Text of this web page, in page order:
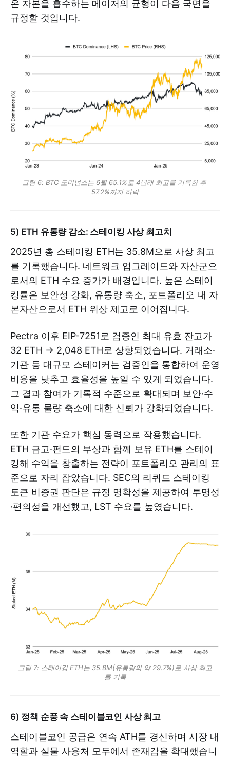
온 자본을 흡수하는 메이저의 균형이 다음 국면을
규정할 것입니다.
그림 6: BTC 도미넌스는 6월 65.1%로 4년래 최고를 기록한 후
57.2%까지 하락
5) ETH 유통량 감소: 스테이킹 사상 최고치
2025년 총 스테이킹 ETH는 35.8M으로 사상 최고
를 기록했습니다. 네트워크 업그레이드와 자산군으
로서의 ETH 수요 증가가 배경입니다. 높은 스테이
킹률은 보안성 강화, 유통량 축소, 포트폴리오 내 자
본자산으로서 ETH 위상 제고로 이어집니다.
Pectra 이후 EIP-7251로 검증인 최대 유효 잔고가
32 ETH → 2,048 ETH로 상향되었습니다. 거래소·
기관 등 대규모 스테이커는 검증인을 통합하여 운영
비용을 낮추고 효율성을 높일 수 있게 되었습니다.
그 결과 참여가 기록적 수준으로 확대되며 보안·수
익·유통 물량 축소에 대한 신뢰가 강화되었습니다.
또한 기관 수요가 핵심 동력으로 작용했습니다.
ETH 금고·펀드의 부상과 함께 보유 ETH를 스테이
킹해 수익을 창출하는 전략이 포트폴리오 관리의 표
준으로 자리 잡았습니다. SEC의 리퀴드 스테이킹
토큰 비증권 판단은 규정 명확성을 제공하여 투명성
·편의성을 개선했고, LST 수요를 높였습니다.
그림 7: 스테이킹 ETH는 35.8M(유통량의 약 29.7%)로 사상 최고
를 기록
6) 정책 순풍 속 스테이블코인 사상 최고
스테이블코인 공급은 연속 ATH를 경신하며 시장 내
역할과 실물 사용처 모두에서 존재감을 확대했습니